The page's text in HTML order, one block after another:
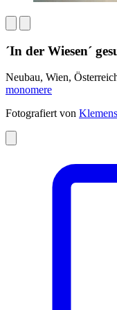
´In der Wiesen´
Neubau, Wien,
monomere
Fotografiert von